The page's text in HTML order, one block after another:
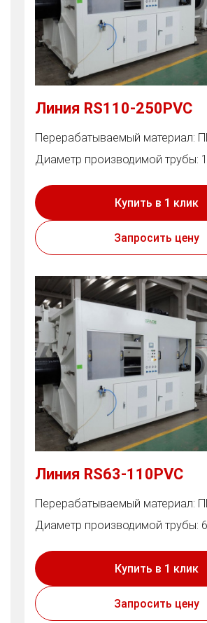
Линия RS110-250PVC
Перерабатываемый материал:
Диаметр производимой трубы:
Купить в 1 клик
Запросить цену
Линия RS63-110PVC
Перерабатываемый материал:
Диаметр производимой трубы:
Купить в 1 клик
Запросить цену